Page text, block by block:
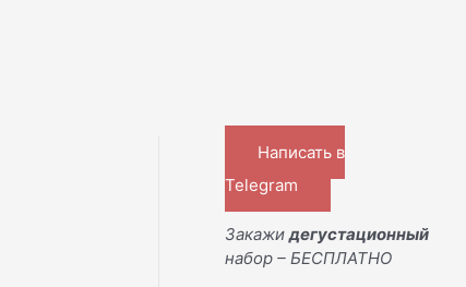
Написать в
Telegram
Закажидегустационный
набор – БЕСПЛАТНО